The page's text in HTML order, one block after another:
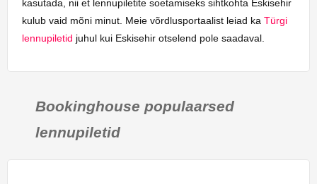
kasutada, nii et lennupiletite soetamiseks sihtkohta Eskisehir
kulub vaid mõni minut. Meie võrdlusportaalist leiad ka Türgi
lennupiletid juhul kui Eskisehir otselend pole saadaval.
Bookinghouse populaarsed
lennupiletid